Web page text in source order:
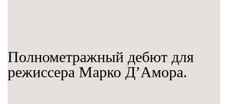
Полнометражный дебют для
режиссера Марко Д’Амора.